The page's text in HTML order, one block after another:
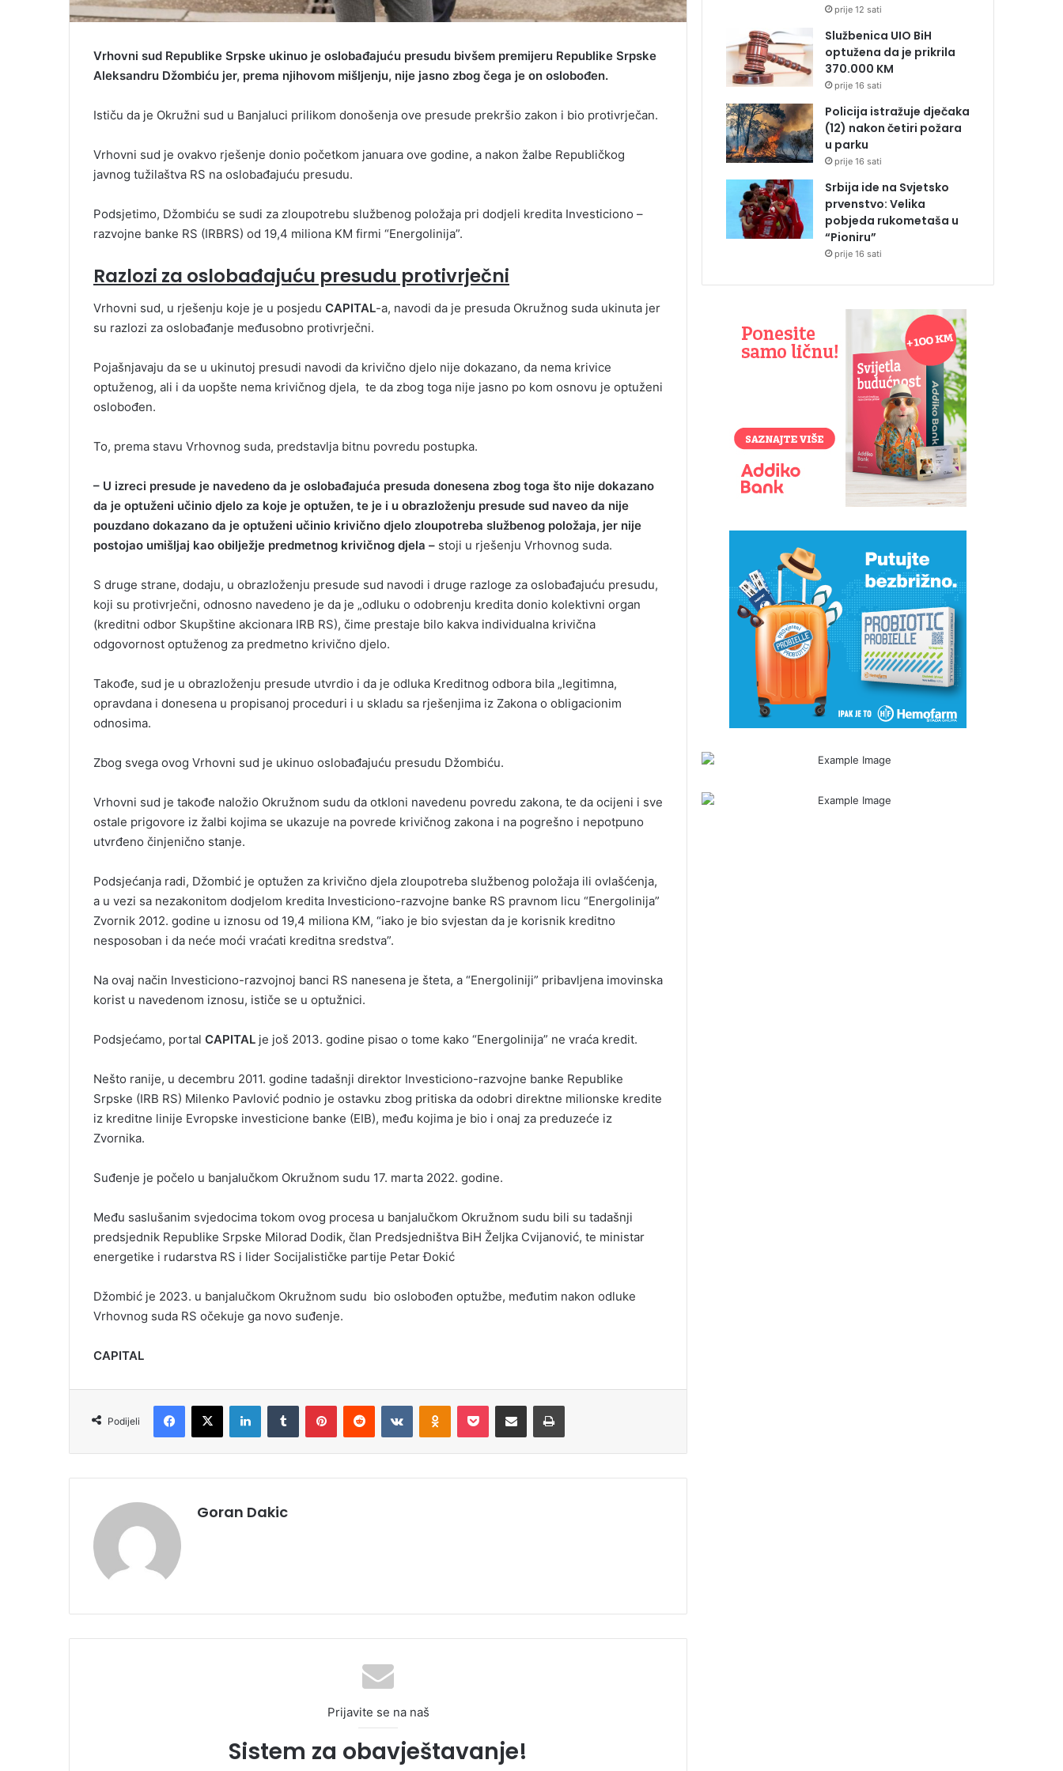
Vrhovni sud Republike Srpske ukinuo je oslobađajuću presudu bivšem premijeru Republike Srpske
Aleksandru Džombiću jer, prema njihovom mišljenju, nije jasno zbog čega je on oslobođen.
Ističu da je Okružni sud u Banjaluci prilikom donošenja ove presude prekršio zakon i bio protivrječan.
Vrhovni sud je ovakvo rješenje donio početkom januara ove godine, a nakon žalbe Republičkog
javnog tužilaštva RS na oslobađajuću presudu.
Podsjetimo, Džombiću se sudi za zloupotrebu službenog položaja pri dodjeli kredita Investiciono –
razvojne banke RS (IRBRS) od 19,4 miliona KM firmi “Energolinija”.
Razlozi za oslobađajuću presudu protivrječni
Vrhovni sud, u rješenju koje je u posjedu CAPITAL-a, navodi da je presuda Okružnog suda ukinuta jer
su razlozi za oslobađanje međusobno protivrječni.
Pojašnjavaju da se u ukinutoj presudi navodi da krivično djelo nije dokazano, da nema krivice
optuženog, ali i da uopšte nema krivičnog djela, te da zbog toga nije jasno po kom osnovu je optuženi
oslobođen.
To, prema stavu Vrhovnog suda, predstavlja bitnu povredu postupka.
– U izreci presude je navedeno da je oslobađajuća presuda donesena zbog toga što nije dokazano
da je optuženi učinio djelo za koje je optužen, te je i u obrazloženju presude sud naveo da nije
pouzdano dokazano da je optuženi učinio krivično djelo zloupotreba službenog položaja, jer nije
postojao umišljaj kao obilježje predmetnog krivičnog djela – stoji u rješenju Vrhovnog suda.
S druge strane, dodaju, u obrazloženju presude sud navodi i druge razloge za oslobađajuću presudu,
koji su protivrječni, odnosno navedeno je da je „odluku o odobrenju kredita donio kolektivni organ
(kreditni odbor Skupštine akcionara IRB RS), čime prestaje bilo kakva individualna krivična
odgovornost optuženog za predmetno krivično djelo.
Takođe, sud je u obrazloženju presude utvrdio i da je odluka Kreditnog odbora bila „legitimna,
opravdana i donesena u propisanoj proceduri i u skladu sa rješenjima iz Zakona o obligacionim
odnosima.
Zbog svega ovog Vrhovni sud je ukinuo oslobađajuću presudu Džombiću.
Vrhovni sud je takođe naložio Okružnom sudu da otkloni navedenu povredu zakona, te da ocijeni i sve
ostale prigovore iz žalbi kojima se ukazuje na povrede krivičnog zakona i na pogrešno i nepotpuno
utvrđeno činjenično stanje.
Podsjećanja radi, Džombić je optužen za krivično djela zloupotreba službenog položaja ili ovlašćenja,
a u vezi sa nezakonitom dodjelom kredita Investiciono-razvojne banke RS pravnom licu “Energolinija”
Zvornik 2012. godine u iznosu od 19,4 miliona KM, “iako je bio svjestan da je korisnik kreditno
nesposoban i da neće moći vraćati kreditna sredstva”.
Na ovaj način Investiciono-razvojnoj banci RS nanesena je šteta, a “Energoliniji” pribavljena imovinska
korist u navedenom iznosu, ističe se u optužnici.
Podsjećamo, portal CAPITAL je još 2013. godine pisao o tome kako “Energolinija” ne vraća kredit.
Nešto ranije, u decembru 2011. godine tadašnji direktor Investiciono-razvojne banke Republike
Srpske (IRB RS) Milenko Pavlović podnio je ostavku zbog pritiska da odobri direktne milionske kredite
iz kreditne linije Evropske investicione banke (EIB), među kojima je bio i onaj za preduzeće iz
Zvornika.
Suđenje je počelo u banjalučkom Okružnom sudu 17. marta 2022. godine.
Među saslušanim svjedocima tokom ovog procesa u banjalučkom Okružnom sudu bili su tadašnji
predsjednik Republike Srpske Milorad Dodik, član Predsjedništva BiH Željka Cvijanović, te ministar
energetike i rudarstva RS i lider Socijalističke partije Petar Đokić
Džombić je 2023. u banjalučkom Okružnom sudu bio oslobođen optužbe, međutim nakon odluke
Vrhovnog suda RS očekuje ga novo suđenje.
CAPITAL
Podijeli
Goran Dakic
Prijavite se na naš
Sistem za obavještavanje!
prije 12 sati
Službenica UIO BiH
optužena da je prikrila
370.000 KM
prije 16 sati
Policija istražuje dječaka
(12) nakon četiri požara
u parku
prije 16 sati
Srbija ide na Svjetsko
prvenstvo: Velika
pobjeda rukometaša u
“Pioniru”
prije 16 sati